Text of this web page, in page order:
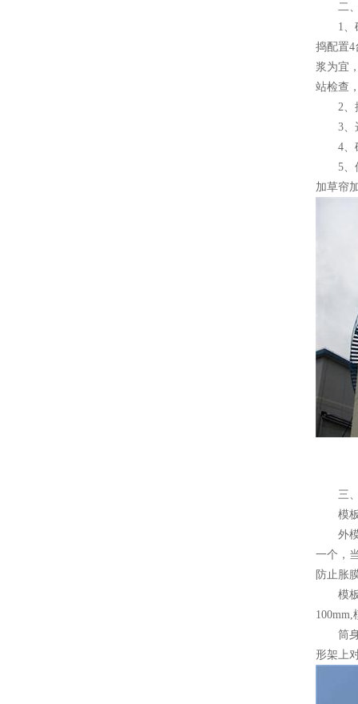
二、
1、砼
捣配置4
浆为宜
站检查
2、控
3、选
4、砼
5、保
加草帘
三、
模板
外模
一个，
防止胀
模板
筒身
形架上